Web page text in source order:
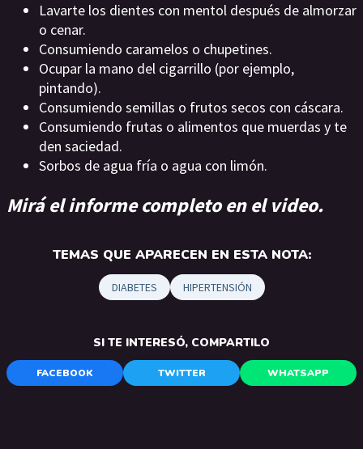
Lavarte los dientes con mentol después de almorzar
o cenar.
Consumiendo caramelos o chupetines.
Ocupar la mano del cigarrillo (por ejemplo,
pintando).
Consumiendo semillas o frutos secos con cáscara.
Consumiendo frutas o alimentos que muerdas y te
den saciedad.
Sorbos de agua fría o agua con limón.
Mirá el informe completo en el video.
TEMAS QUE APARECEN EN ESTA NOTA:
DIABETES HIPERTENSIÓN
SI TE INTERESÓ, COMPARTILO
FACEBOOK TWITTER WHATSAPP